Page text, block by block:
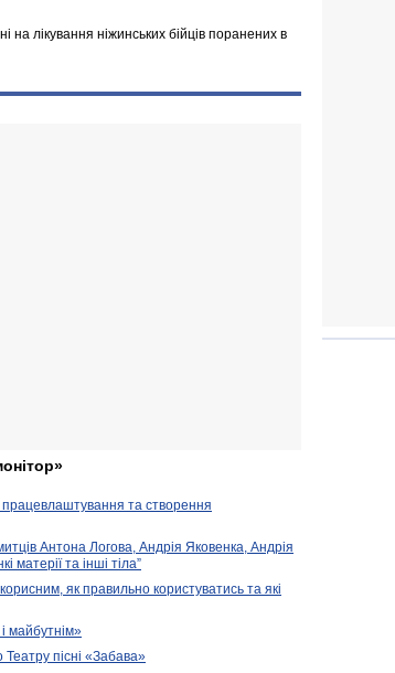
лікування ніжинських бійців поранених в
працевлаштування та створення
Антона Логова, Андрія Яковенка, Андрія
матерії та інші тіла”
як правильно користуватись та які
майбутнім»
пісні «Забава»